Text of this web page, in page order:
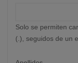
Solo se permiten
(.), seguidos de un